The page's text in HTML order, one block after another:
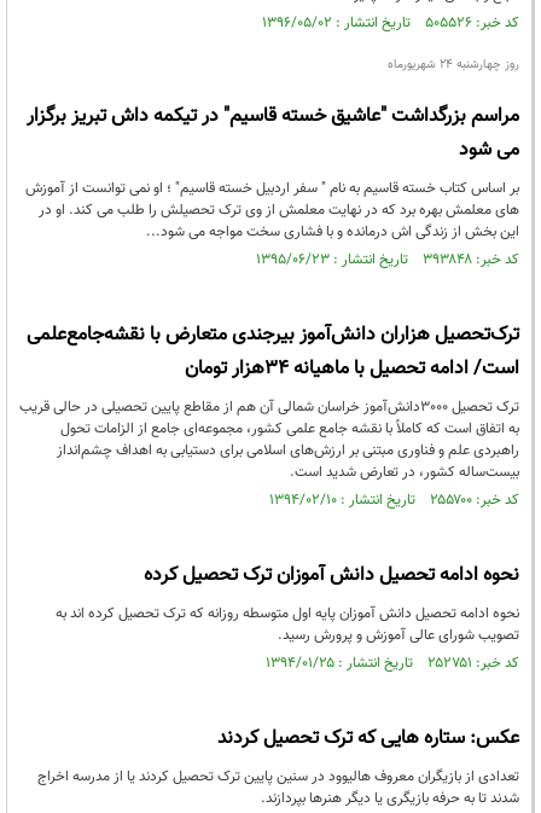
کد خبر: ۵۰۵۵۲۶ تاریخ انتشار : ۱۳۹۶/۰۵/۰۲
روز چهارشنبه 24 شهریورماه
مراسم بزرگداشت "عاشیق خسته قاسیم" در تیکمه داش تبریز برگزار
می شود
بر اساس کتاب خسته قاسیم به نام " سفر اردبیل خسته قاسیم" ؛ او نمی توانست از آموزش
های معلمش بهره برد که در نهایت معلمش از وی ترک تحصیلش را طلب می کند. او در
این بخش از زندگی اش درمانده و با فشاری سخت مواجه می شود...
کد خبر: ۳۹۳۸۴۸ تاریخ انتشار : ۱۳۹۵/۰۶/۲۳
ترک‌تحصیل هزاران دانش‌آموز بیرجندی متعارض با نقشه‌جامع‌علمی
است/ ادامه تحصیل با ماهیانه 34هزار تومان
ترک تحصیل 3000دانش‌آموز خراسان شمالی آن هم از مقاطع پایین تحصیلی در حالی قریب
به اتفاق است که کاملاً با نقشه جامع علمی کشور، مجموعه‌ای جامع از الزامات تحول
راهبردی علم و فناوری مبتنی بر ارزش‌های اسلامی برای دستیابی به اهداف چشم‌انداز
بیست‌ساله کشور، در تعارض شدید است.
کد خبر: ۲۵۵۷۰۰ تاریخ انتشار : ۱۳۹۴/۰۲/۱۰
نحوه ادامه تحصیل دانش آموزان ترک تحصیل کرده
نحوه ادامه تحصیل دانش آموزان پایه اول متوسطه روزانه که ترک تحصیل کرده اند به
تصویب شورای عالی آموزش و پرورش رسید.
کد خبر: ۲۵۲۷۵۱ تاریخ انتشار : ۱۳۹۴/۰۱/۲۵
عکس: ستاره هایی که ترک تحصیل کردند
تعدادی از بازیگران معروف هالیوود در سنین پایین ترک تحصیل کردند یا از مدرسه اخراج
شدند تا به حرفه بازیگری یا دیگر هنرها بپردازند.